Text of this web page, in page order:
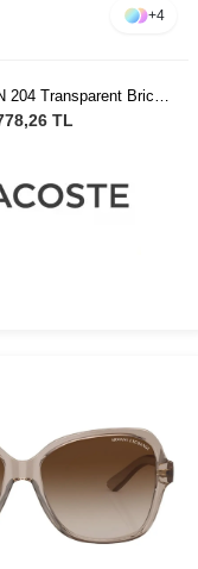
+4
204 Transparent Brick
Gözlüğü
TL